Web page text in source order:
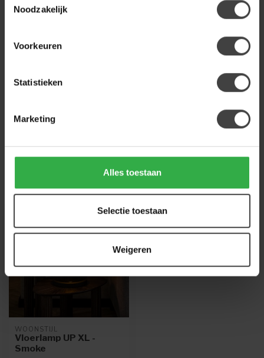
Noodzakelijk
Voorkeuren
Statistieken
Marketing
Alles toestaan
Selectie toestaan
Weigeren
WoonStijl Hanglamp 4+3L
Sfera tricolore Artic Zwart 199,00
Heb je een vraag over dit product?
gerust contact op met onze klantenservice
+31 224 850
Recent bekeken
WOONSTIJL
Vloerlamp UP XL -
Smoke